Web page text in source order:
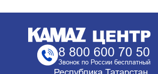
8 800 600 70 50
Звонок по России бесплатный